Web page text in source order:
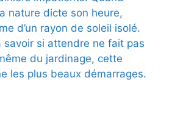
nature dicte son heure,
d’un rayon de soleil isolé.
savoir si attendre ne fait pas
du jardinage, cette
les plus beaux démarrages.